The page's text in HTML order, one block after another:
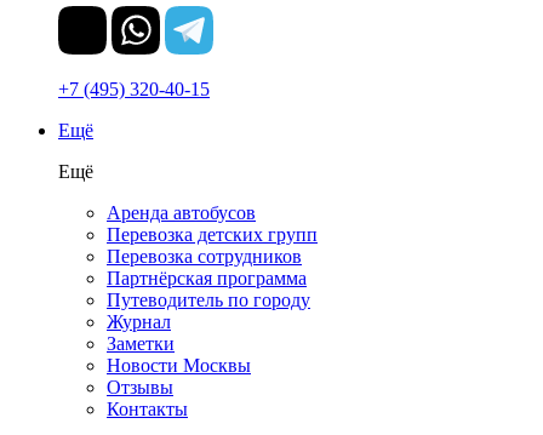
+7 (495) 320-40-15
Ещё
Ещё
Аренда автобусов
Перевозка детских групп
Перевозка сотрудников
Партнёрская программа
Путеводитель по городу
Журнал
Заметки
Новости Москвы
Отзывы
Контакты